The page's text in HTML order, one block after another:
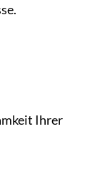
Ihrer